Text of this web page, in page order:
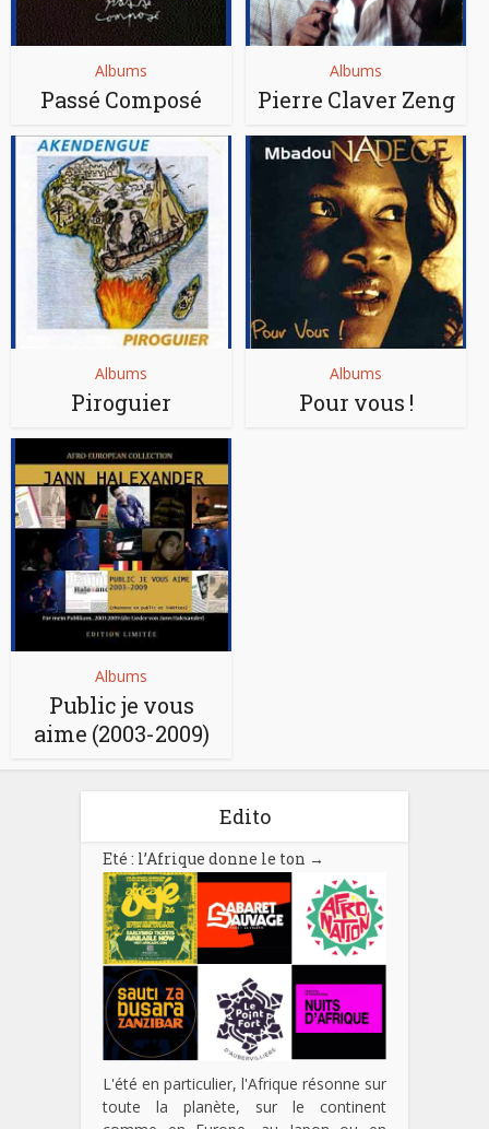
Albums
Passé Composé
Albums
Pierre Claver Zeng
Albums
Piroguier
Albums
Pour vous !
Albums
Public je vous
aime (2003-2009)
Edito
Eté : l’Afrique donne le ton →
L'été en particulier, l'Afrique résonne sur
toute la planète, sur le continent